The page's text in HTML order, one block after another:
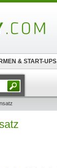
& START-UPS